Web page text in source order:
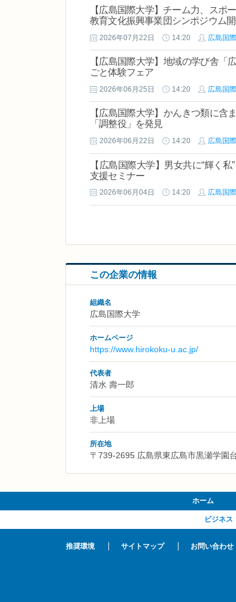
【広島国際大学】チーム力、スポ
教育文化振興事業団シンポジウム
2026年07月22日 14:20 広島国
【広島国際大学】地域の学び舎「
ごと体験フェア
2026年06月25日 14:20 広島国
【広島国際大学】かんきつ類に含
「調整役」を発見
2026年06月22日 14:20 広島国
【広島国際大学】男女共に“輝く
支援セミナー
2026年06月04日 14:20 広島国
この企業の情報
組織名
広島国際大学
ホームページ
https://www.hirokoku-u.ac.jp/
代表者
清水 壽一郎
上場
非上場
所在地
〒739-2695 広島県東広島市黒瀬学園
ホーム
ビジネス
推奨環境 サイトマップ お問い合わせ